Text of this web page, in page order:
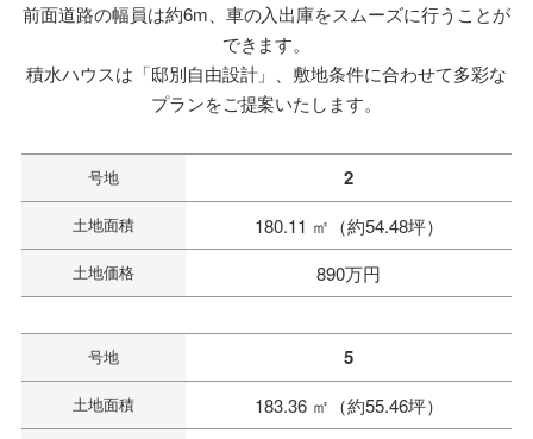
前面道路の幅員は約6m、車の入出庫をスムーズに行うことが
できます。
積水ハウスは「邸別自由設計」、敷地条件に合わせて多彩な
プランをご提案いたします。
号地 2
土地面積 180.11 ㎡（約54.48坪）
土地価格 890万円
号地 5
土地面積 183.36 ㎡（約55.46坪）